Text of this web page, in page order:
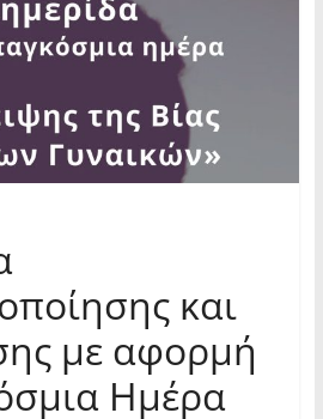
και
με αφορμή
Ημέρα